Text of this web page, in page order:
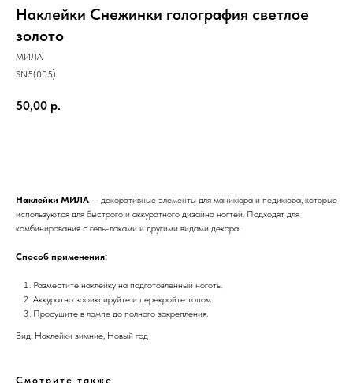
Наклейки Снежинки голография светлое
золото
МИЛА
SN5(005)
50,00 р.
Наклейки МИЛА — декоративные элементы для маникюра и педикюра, которые
используются для быстрого и аккуратного дизайна ногтей. Подходят для
комбинирования с гель-лаками и другими видами декора.
Способ применения:
Разместите наклейку на подготовленный ноготь.
Аккуратно зафиксируйте и перекройте топом.
Просушите в лампе до полного закрепления.
Вид: Наклейки зимние, Новый год
Смотрите также